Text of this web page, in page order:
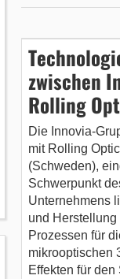
zwischen
Rolling
Die Innovia-
mit Rolling
(Schweden),
Schwerpunkt
Unternehmens
und
Prozessen für
mikrooptischen
Effekten für